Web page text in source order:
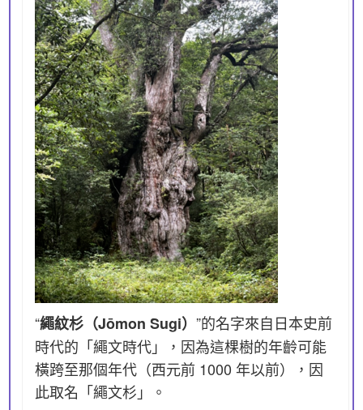
“繩紋杉（Jōmon Sugi）”的名字來自日本史前
時代的「繩文時代」，因為這棵樹的年齡可能
橫跨至那個年代（西元前 1000 年以前），因
此取名「繩文杉」。